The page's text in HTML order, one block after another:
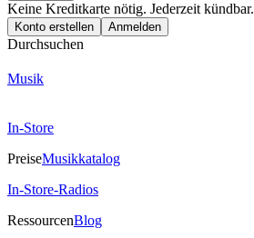
Keine Kreditkarte nötig. Jederzeit kündbar.
Konto erstellen Anmelden
Durchsuchen
Musik
In-Store
PreiseMusikkatalog
In-Store-Radios
RessourcenBlog